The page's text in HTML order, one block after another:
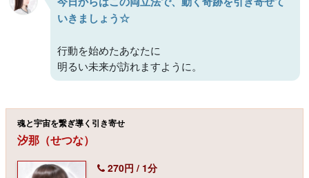
いきましょう☆
行動を始めたあなたに
明るい未来が訪れますように。
魂と宇宙を繋ぎ導く引き寄せ
汐那（せつな）
270円 / 1分